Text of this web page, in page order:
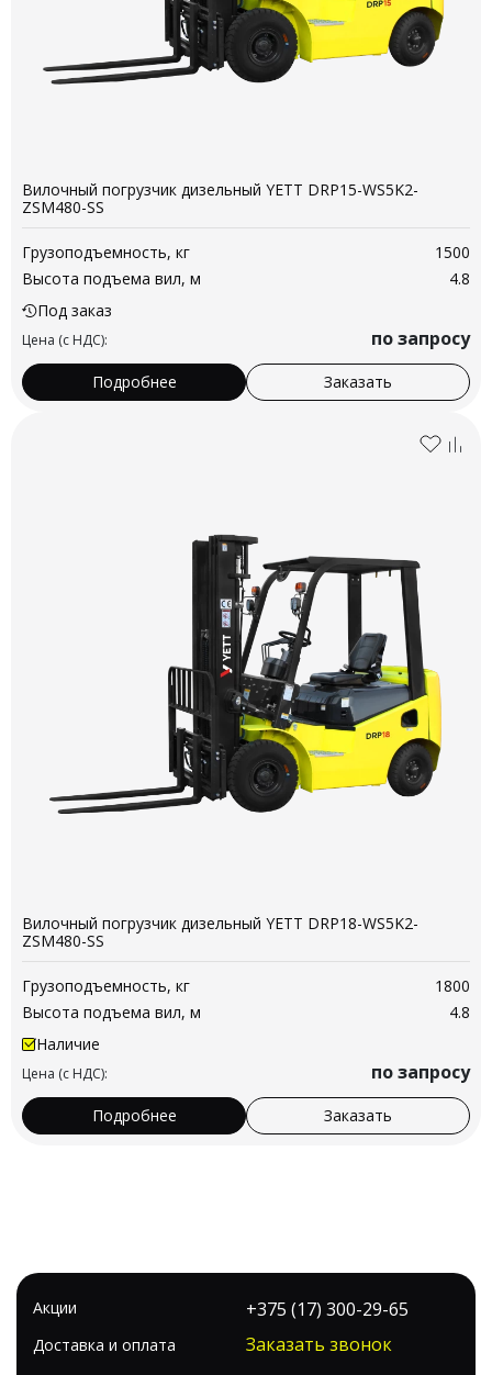
Вилочный погрузчик дизельный YETT DRP15-WS5K2-
ZSM480-SS
Грузоподъемность, кг
1500
Высота подъема вил, м
4.8
Под заказ
Цена (с НДС): по запросу
Подробнее Заказать
Вилочный погрузчик дизельный YETT DRP18-WS5K2-
ZSM480-SS
Грузоподъемность, кг
1800
Высота подъема вил, м
4.8
Наличие
Цена (с НДС): по запросу
Подробнее Заказать
Акции
Доставка и оплата
+375 (17) 300-29-65
Заказать звонок